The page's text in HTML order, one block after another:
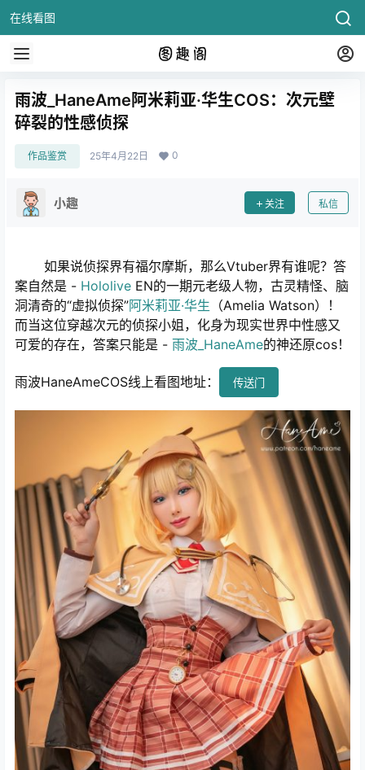
在线看图
雨波_HaneAme阿米莉亚·华生COS：次元壁
碎裂的性感侦探
作品鉴赏 25年4月22日 0
小趣 关注 私信
如果说侦探界有福尔摩斯，那么Vtuber界有谁呢？答
案自然是 - Hololive EN的一期元老级人物，古灵精怪、脑
洞清奇的“虚拟侦探”阿米莉亚·华生 （Amelia Watson）！
而当这位穿越次元的侦探小姐，化身为现实世界中性感又
可爱的存在，答案只能是 - 雨波_HaneAme的神还原cos！
雨波HaneAmeCOS线上看图地址： 传送门